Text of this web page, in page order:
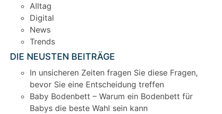
Alltag
Digital
News
Trends
DIE NEUSTEN BEITRÄGE
In unsicheren Zeiten fragen Sie diese Fragen,
bevor Sie eine Entscheidung treffen
Baby Bodenbett – Warum ein Bodenbett für
Babys die beste Wahl sein kann